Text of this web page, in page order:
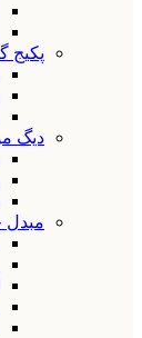
پکیج
دیگ
مبدل